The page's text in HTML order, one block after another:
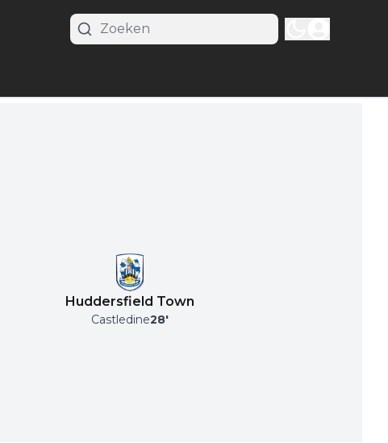
Huddersfield Town
Castledine28'